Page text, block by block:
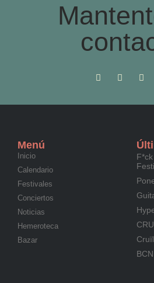
Menú
Inicio
Calendario
Festivales
Conciertos
Noticias
Hemeroteca
Bazar